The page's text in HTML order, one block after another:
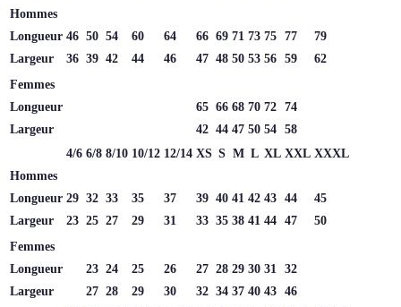
Hommes
Longueur 46 50 54 60 64 66 69 71 73 75 77
79
Largeur
36 39 42 44 46 47 48 50 53 56 59
62
Femmes
Longueur
65 66 68 70 72 74
Largeur
42 44 47 50 54 58
4/6 6/8 8/10 10/12 12/14 XS S M L XL XXL XXXL
Hommes
Longueur 29 32 33 35 37 39 40 41 42 43 44
45
Largeur
23 25 27 29 31 33 35 38 41 44 47
50
Femmes
Longueur
23 24 25 26 27 28 29 30 31
32
Largeur
27 28 29 30 32 34 37 40 43 46